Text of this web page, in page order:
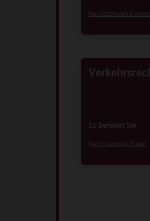
Rechtsanwalt
Es beraten Sie
Rechtsanwalt Speer
Das
Entfernen vom
wir an